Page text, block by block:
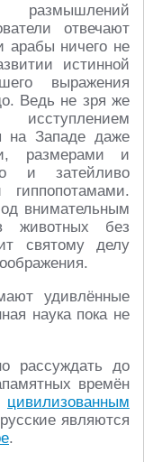
отвечают
арабы ничего не
истинной
выражения
Ведь не зря же
на Западе даже
размерами и
и затейливо
внимательным
животных без
святому делу
удивлённые
наука пока не
рассуждать до
времён
цивилизованным
являются
.